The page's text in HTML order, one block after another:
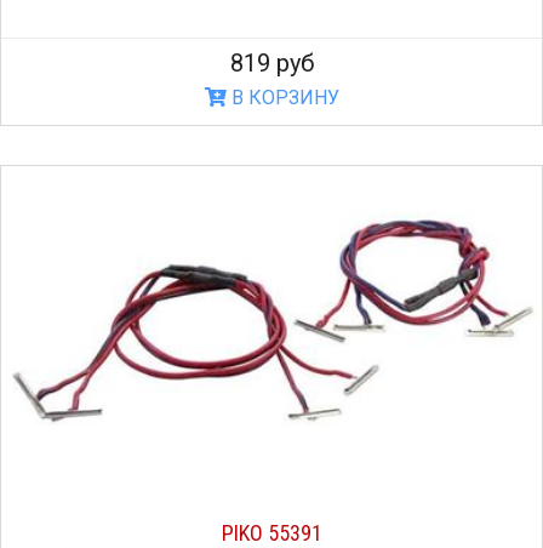
819 руб
В КОРЗИНУ
PIKO 55391